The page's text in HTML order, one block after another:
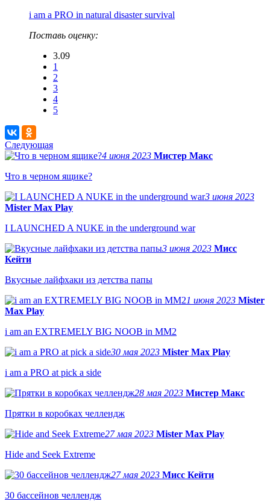
i am a PRO in natural disaster survival
Поставь оценку:
3.09
1
2
3
4
5
Следующая
4 июня 2023 Мистер Макс
Что в черном ящике?
3 июня 2023
Mister Max Play
I LAUNCHED A NUKE in the underground war
3 июня 2023 Мисс
Кейти
Вкусные лайфхаки из детства папы
1 июня 2023 Mister
Max Play
i am an EXTREMELY BIG NOOB in MM2
30 мая 2023 Mister Max Play
i am a PRO at pick a side
28 мая 2023 Мистер Макс
Прятки в коробках челлендж
27 мая 2023 Mister Max Play
Hide and Seek Extreme
27 мая 2023 Мисс Кейти
30 бассейнов челлендж